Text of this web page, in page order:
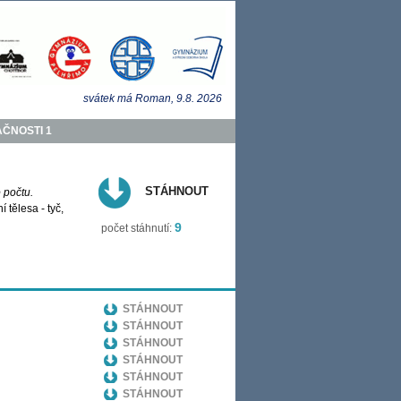
svátek má Roman, 9.8. 2026
1
počtu.
tělesa - tyč,
STÁHNOUT
počet stáhnutí: 9
STÁHNOUT
STÁHNOUT
STÁHNOUT
STÁHNOUT
STÁHNOUT
STÁHNOUT